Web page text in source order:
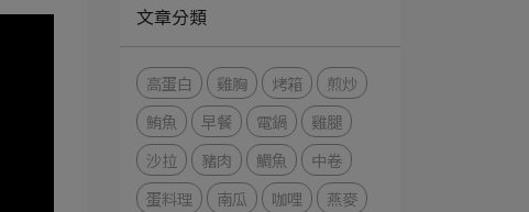
文章分類
高蛋白 雞胸 烤箱
煎炒
鮪魚
早餐 電鍋
雞腿
沙拉
豬肉 鯛魚
中卷
蛋料理
南瓜 咖哩
燕麥